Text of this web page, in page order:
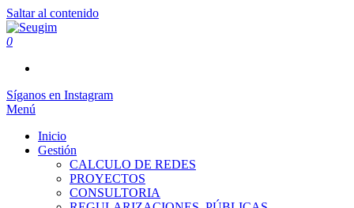
Saltar al contenido
0
Síganos en Instagram
Menú
Inicio
Gestión
CALCULO DE REDES
PROYECTOS
CONSULTORIA